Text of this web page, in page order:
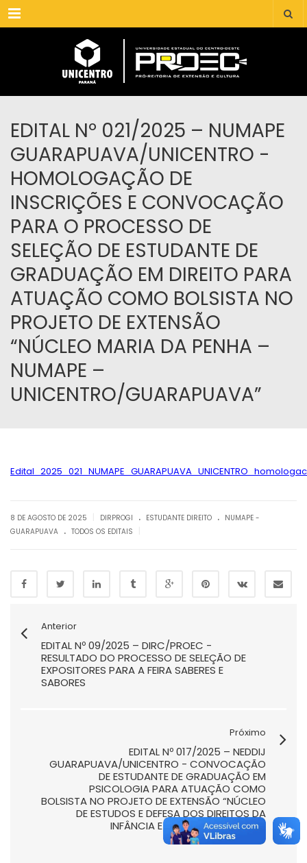
Menu
EDITAL Nº 021/2025 – NUMAPE
GUARAPUAVA/UNICENTRO -
HOMOLOGAÇÃO DE
INSCRIÇÕES E CONVOCAÇÃO
PARA O PROCESSO DE
SELEÇÃO DE ESTUDANTE DE
GRADUAÇÃO EM DIREITO PARA
ATUAÇÃO COMO BOLSISTA NO
PROJETO DE EXTENSÃO
“NÚCLEO MARIA DA PENHA –
NUMAPE –
UNICENTRO/GUARAPUAVA”
8 DE AGOSTO DE 2025 DIRPROGI . ESTUDANTE DIREITO . NUMAPE -
GUARAPUAVA . TODOS OS EDITAIS
Anterior
EDITAL Nº 09/2025 – DIRC/PROEC -
RESULTADO DO PROCESSO DE SELEÇÃO DE
EXPOSITORES PARA A FEIRA SABERES E
SABORES
Próximo
EDITAL Nº 017/2025 – NEDDIJ
GUARAPUAVA/UNICENTRO - CONVOCAÇÃO
DE ESTUDANTE DE GRADUAÇÃO EM
PSICOLOGIA PARA ATUAÇÃO COMO
BOLSISTA NO PROJETO DE EXTENSÃO “NÚCLEO
DE ESTUDOS E DEFESA DOS DIREITOS DA
INFÂNCIA E JUVENTUDE – NEDDIJ
GUARAPUAVA”